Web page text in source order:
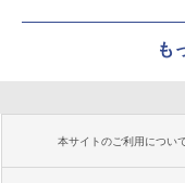
も
本サイトのご利用につい